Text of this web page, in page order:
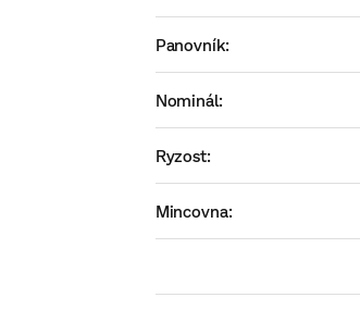
Panovník:
Nominál:
Ryzost:
Mincovna: